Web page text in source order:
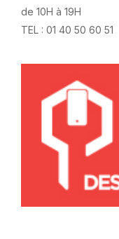
de 10H à 19H
TEL : 01 40 50 60 51